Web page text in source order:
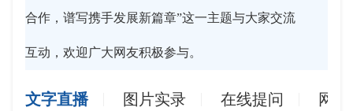
合作，谱写携手发展新篇章”这一主题与大家交流
互动，欢迎广大网友积极参与。
文字直播 图片实录 在线提问 网